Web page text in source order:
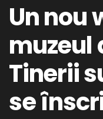
Un nou
muzeul
Tinerii
se